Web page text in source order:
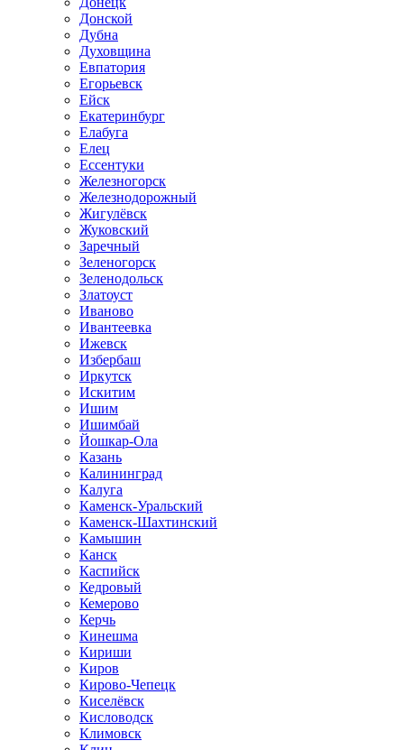
Донской
Дубна
Духовщина
Евпатория
Егорьевск
Ейск
Екатеринбург
Елабуга
Елец
Ессентуки
Железногорск
Железнодорожный
Жигулёвск
Жуковский
Заречный
Зеленогорск
Зеленодольск
Златоуст
Иваново
Ивантеевка
Ижевск
Избербаш
Иркутск
Искитим
Ишим
Ишимбай
Йошкар-Ола
Казань
Калининград
Калуга
Каменск-Уральский
Каменск-Шахтинский
Камышин
Канск
Каспийск
Кедровый
Кемерово
Керчь
Кинешма
Кириши
Киров
Кирово-Чепецк
Киселёвск
Кисловодск
Климовск